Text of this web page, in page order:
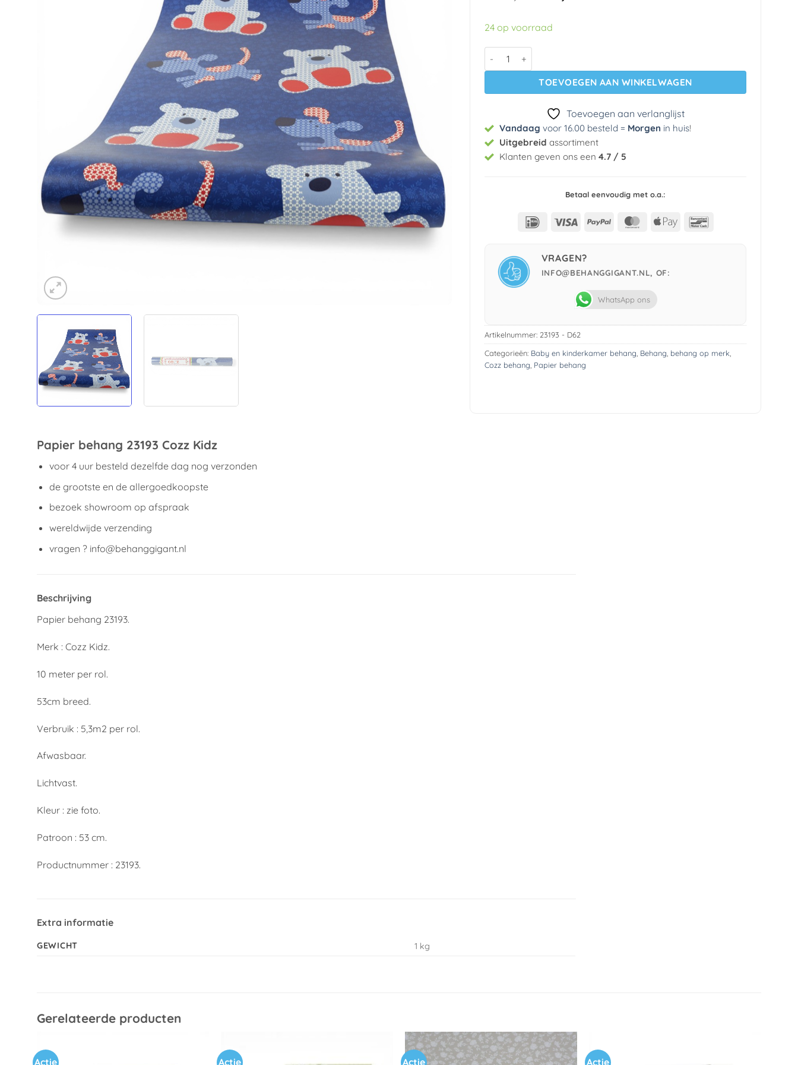
prijs
was:
€ 29,95.
24 op voorraad
Papier behang 23193 Cozz Kidz aantal
TOEVOEGEN AAN WINKELWAGEN
Toevoegen aan verlanglijst
Vandaag voor 16.00 besteld = Morgen in huis!
Uitgebreid assortiment
Klanten geven ons een 4.7 / 5
Betaal eenvoudig met o.a.:
IDeal Visa PayPal MasterCard
Apple
VRAGEN?
INFO@BEHANGGIGANT.NL, OF:
WhatsApp ons
Artikelnummer: 23193 - D62
Categorieën: Baby en kinderkamer behang Behang behang op merk
Cozz behang Papier behang
Papier behang 23193 Cozz Kidz
voor 4 uur besteld dezelfde dag nog verzonden
de grootste en de allergoedkoopste
bezoek showroom op afspraak
wereldwijde verzending
vragen ? info@behanggigant.nl
Beschrijving
Papier behang 23193.
Merk : Cozz Kidz.
10 meter per rol.
53cm breed.
Verbruik : 5,3m2 per rol.
Afwasbaar.
Lichtvast.
Kleur : zie foto.
Patroon : 53 cm.
Productnummer : 23193.
Extra informatie
GEWICHT 1 kg
Gerelateerde producten
Actie Actie Actie Actie